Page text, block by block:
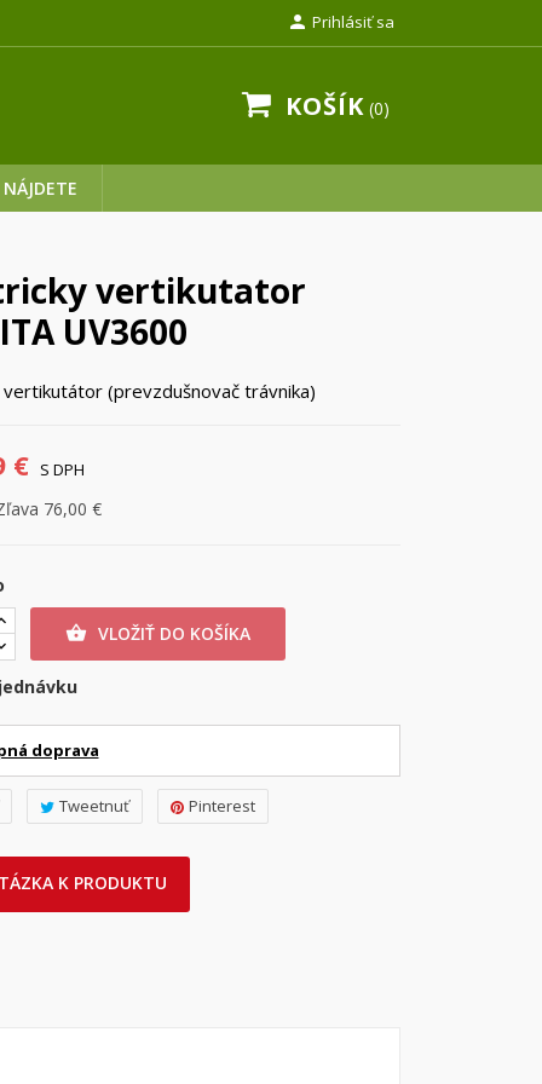
 Prihlásiť sa
KOŠÍK 0
vertikutator
UV3600
(prevzdušnovač trávnika)
€ S DPH
76,00 €
 VLOŽIŤ DO KOŠÍKA
doprava
Tweetnuť Pinterest
K PRODUKTU